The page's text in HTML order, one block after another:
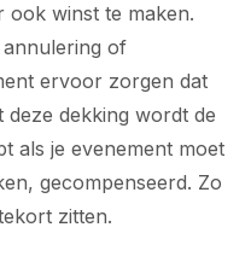
ook winst te maken.
of
ervoor zorgen dat
deze dekking wordt de
als je evenement moet
gecompenseerd. Zo
zitten.